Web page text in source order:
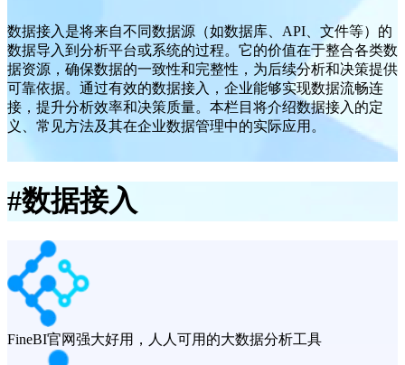
数据接入是将来自不同数据源（如数据库、API、文件等）的
数据导入到分析平台或系统的过程。它的价值在于整合各类数
据资源，确保数据的一致性和完整性，为后续分析和决策提供
可靠依据。通过有效的数据接入，企业能够实现数据流畅连
接，提升分析效率和决策质量。本栏目将介绍数据接入的定
义、常见方法及其在企业数据管理中的实际应用。
#数据接入
FineBI官网强大好用，人人可用的大数据分析工具